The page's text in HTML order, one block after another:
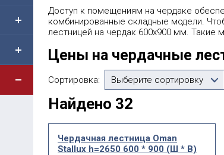
Доступ к помещениям на чердаке
комбинированные складные модели.
лестницей на чердак 600х900 мм. Такие
Цены на чердачные
Сортировка: Выберите сортировку
Найдено 32
Чердачная лестница Oman
Stallux h=2650 600 * 900 (Ш * В)